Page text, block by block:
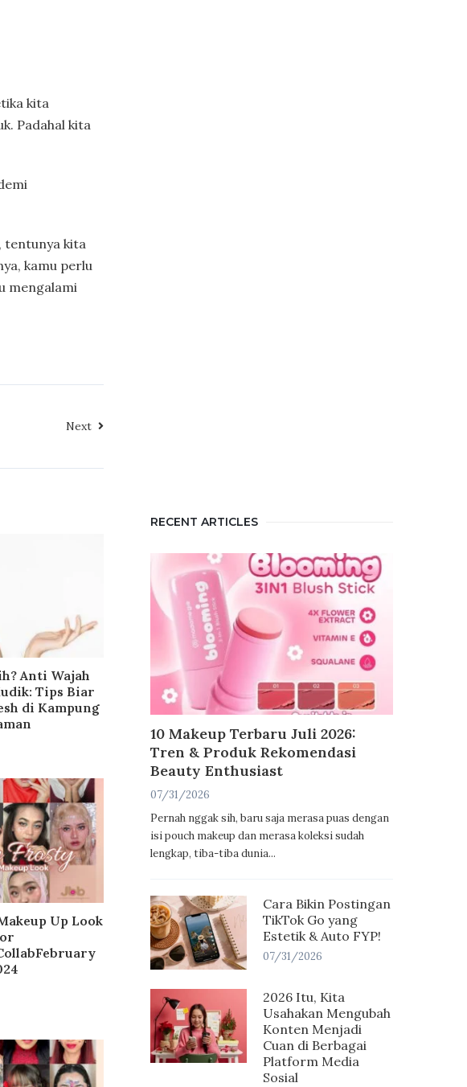
kita
Padahal kita
tentunya kita
kamu perlu
mengalami
Next
Anti Wajah
Tips Biar
di Kampung
Up Look
RECENT ARTICLES
10 Makeup Terbaru Juli 2026:
Tren & Produk Rekomendasi
Beauty Enthusiast
07/31/2026
Pernah nggak sih, baru saja merasa puas dengan
isi pouch makeup dan merasa koleksi sudah
lengkap, tiba-tiba dunia...
Cara Bikin Postingan
TikTok Go yang
Estetik & Auto FYP!
07/31/2026
2026 Itu, Kita
Usahakan Mengubah
Konten Menjadi
Cuan di Berbagai
Platform Media
Sosial